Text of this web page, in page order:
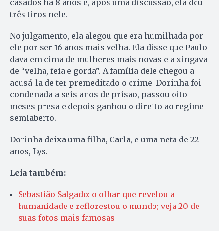
casados há 8 anos e, após uma discussão, ela deu
três tiros nele.
No julgamento, ela alegou que era humilhada por
ele por ser 16 anos mais velha. Ela disse que Paulo
dava em cima de mulheres mais novas e a xingava
de “velha, feia e gorda”. A família dele chegou a
acusá-la de ter premeditado o crime. Dorinha foi
condenada a seis anos de prisão, passou oito
meses presa e depois ganhou o direito ao regime
semiaberto.
Dorinha deixa uma filha, Carla, e uma neta de 22
anos, Lys.
Leia também:
Sebastião Salgado: o olhar que revelou a
humanidade e reflorestou o mundo; veja 20 de
suas fotos mais famosas